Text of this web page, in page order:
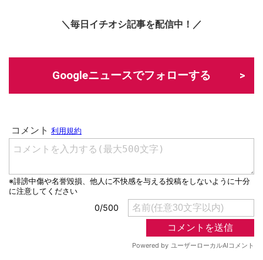
＼毎日イチオシ記事を配信中！／
Googleニュースでフォローする